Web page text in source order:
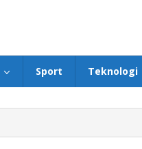
Sport Teknologi